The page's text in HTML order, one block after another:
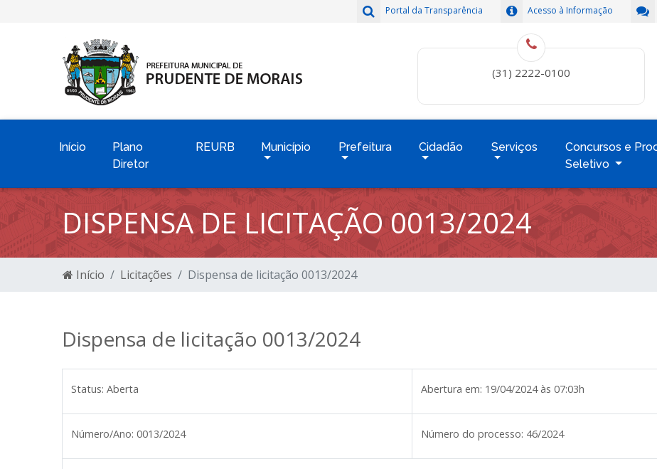
Acesso à Informação
Portal da Transparência
(31) 2222-0100
Início
Plano
Diretor
REURB Município Prefeitura Cidadão Serviços
Concursos e
Seletivo
DISPENSA DE LICITAÇÃO 0013/2024
Início Licitações Dispensa de licitação 0013/2024
Dispensa de licitação 0013/2024
Status: Aberta Abertura em: 19/04/2024 às 07:03h
Número/Ano: 0013/2024 Número do processo: 46/2024